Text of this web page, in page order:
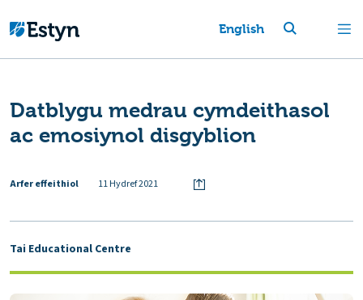
English
Datblygu medrau cymdeithasol
ac emosiynol disgyblion
Arfer effeithiol 11 Hydref 2021
Tai Educational Centre